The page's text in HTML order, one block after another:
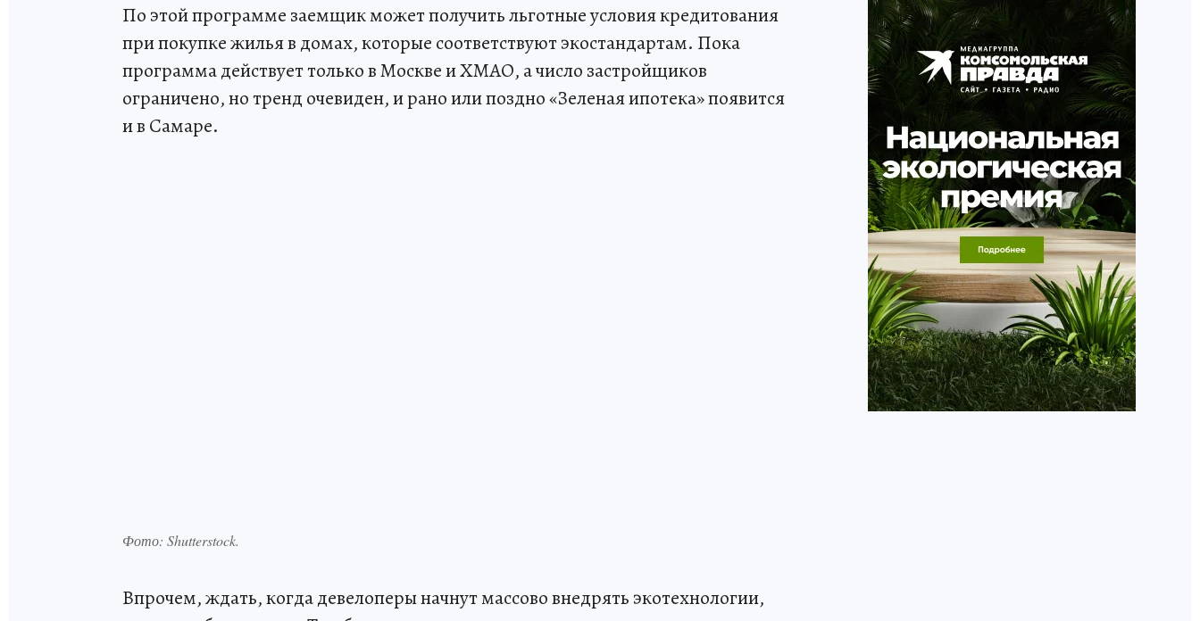
По этой программе заемщик может получить льготные условия кредитования
при покупке жилья в домах, которые соответствуют экостандартам. Пока
программа действует только в Москве и ХМАО, а число застройщиков
ограничено, но тренд очевиден, и рано или поздно «Зеленая ипотека» появится
и в Самаре.
Фото: Shutterstock.
Впрочем, ждать, когда девелоперы начнут массово внедрять экотехнологии,